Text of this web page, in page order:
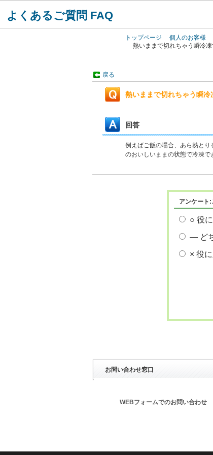
よくあるご質問 FAQ
トップページ 個人のお客様
熱いままで切れちゃう瞬冷
戻る
熱いままで切れちゃう瞬冷
回答
例えばご飯の場合、あら熱と
のおいしいままの状態で冷凍で
アンケート
○ 役
― ど
× 役
お問い合わせ窓口
WEBフォームでのお問い合わせ